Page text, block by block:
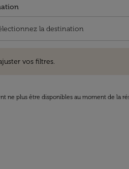
vos filtres.
ne plus être disponibles au moment de la